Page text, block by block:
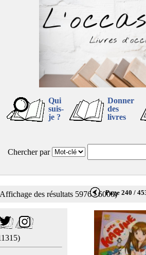
Qui
suis-
je ?
Donner
des
livres
Chercher par
des résultats 5976 - 6000)Page 240 /